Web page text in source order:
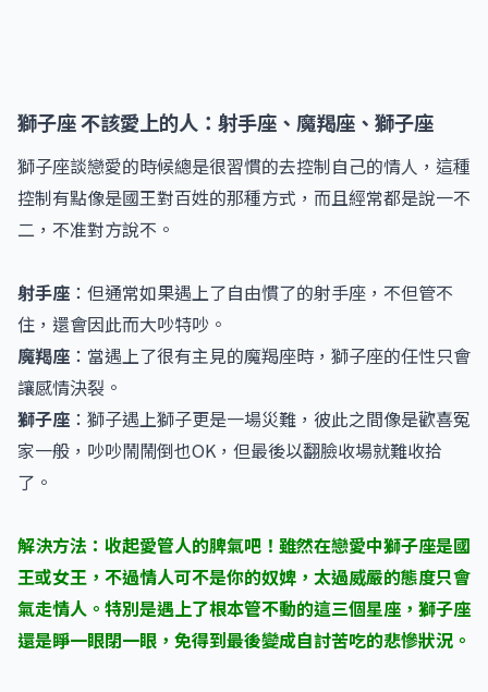
獅子座 不該愛上的人：射手座、魔羯座、獅子座
獅子座談戀愛的時候總是很習慣的去控制自己的情人，這種
控制有點像是國王對百姓的那種方式，而且經常都是說一不
二，不准對方說不。
射手座 ：但通常如果遇上了自由慣了的射手座，不但管不
住，還會因此而大吵特吵。
魔羯座 ：當遇上了很有主見的魔羯座時，獅子座的任性只會
讓感情決裂。
獅子座 ：獅子遇上獅子更是一場災難，彼此之間像是歡喜冤
家一般，吵吵鬧鬧倒也OK，但最後以翻臉收場就難收拾
了。
解決方法：收起愛管人的脾氣吧！雖然在戀愛中獅子座是國
王或女王，不過情人可不是你的奴婢，太過威嚴的態度只會
氣走情人。特別是遇上了根本管不動的這三個星座，獅子座
還是睜一眼閉一眼，免得到最後變成自討苦吃的悲慘狀況。